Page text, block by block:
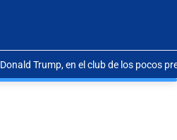
Donald Trump, en el club de los pocos